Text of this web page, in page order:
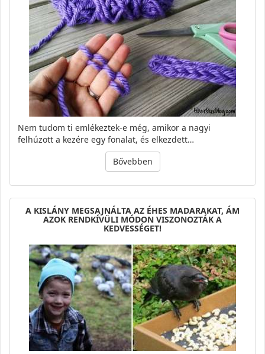
Nem tudom ti emlékeztek-e még, amikor a nagyi
felhúzott a kezére egy fonalat, és elkezdett…
Bővebben
A KISLÁNY MEGSAJNÁLTA AZ ÉHES MADARAKAT, ÁM
AZOK RENDKÍVÜLI MÓDON VISZONOZTÁK A
KEDVESSÉGET!